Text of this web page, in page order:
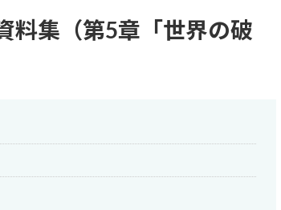
料集（第5章「世界の破